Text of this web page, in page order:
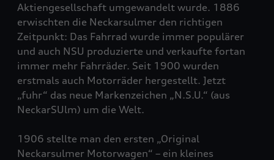
Aktiengesellschaft umgewandelt wurde. 1886
erwischten die Neckarsulmer den richtigen
Zeitpunkt: Das Fahrrad wurde immer populärer
und auch NSU produzierte und verkaufte fortan
immer mehr Fahrräder. Seit 1900 wurden
erstmals auch Motorräder hergestellt. Jetzt
„fuhr“ das neue Markenzeichen „N.S.U.“ (aus
NeckarSUlm) um die Welt.
1906 stellte man den ersten „Original
Neckarsulmer Motorwagen“ – ein kleines